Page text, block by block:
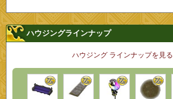
ハウジングラインナップ
ハウジング ラインナップを見る